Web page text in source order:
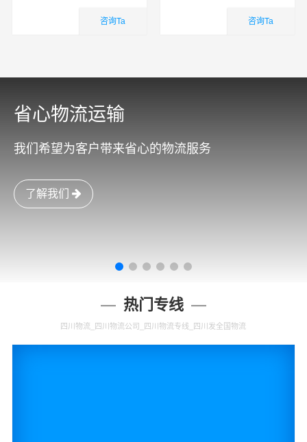
咨询Ta 咨询Ta
省心物流运输
我们希望为客户带来省心的物流服务
了解我们
热门专线
四川物流_四川物流公司_四川物流专线_四川发全国物流